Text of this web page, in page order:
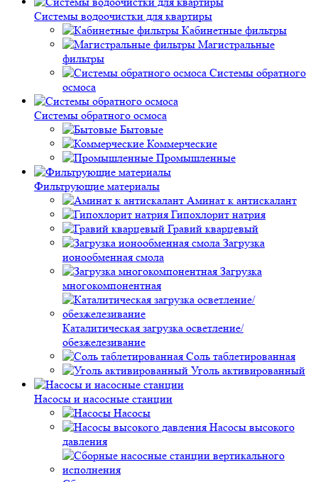
Системы водоочистки для квартиры
Кабинетные фильтры
Магистральные
фильтры
Системы обратного
осмоса
Системы обратного осмоса
Бытовые
Коммерческие
Промышленные
Фильтрующие материалы
Аминат к антискалант
Гипохлорит натрия
Гравий кварцевый
Загрузка
ионообменная смола
Загрузка
многокомпонентная
Каталитическая загрузка осветление/
обезжелезивание
Соль таблетированная
Уголь активированный
Насосы и насосные станции
Насосы
Насосы высокого
давления